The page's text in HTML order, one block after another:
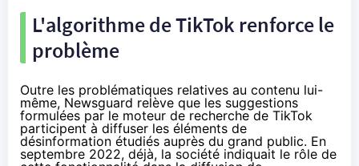
L'algorithme de TikTok renforce le
problème
Outre les problématiques relatives au contenu lui-
même, Newsguard relève que les suggestions
formulées par le moteur de recherche de TikTok
participent à diffuser les éléments de
désinformation étudiés auprès du grand public. En
septembre 2022, déjà, la société indiquait le rôle de